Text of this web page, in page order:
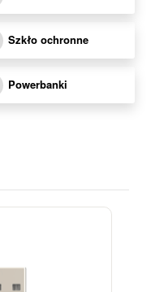
Szkło ochronne
Powerbanki